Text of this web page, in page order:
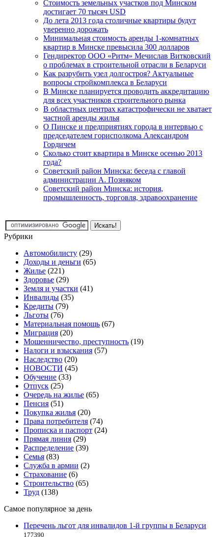
Стоимость земельных участков под Минском
достигает 70 тысяч USD
До лета 2013 года столичные квартиры будут
уверенно дорожать
Минимальная стоимость аренды 1-комнатных
квартир в Минске превысила 300 долларов
Гендиректор ООО «Ритм» Мечислав Витковский
о проблемах в строительной отрасли в Беларуси
Как разрубить узел долгостроя? Актуальные
вопросы стройкомплекса в Беларуси
В Минске планируется проводить аккредитацию
для всех участников строительного рынка
В областных центрах катастрофически не хватает
частной аренды жилья
О Пинске и предприятиях города в интервью с
председателем горисполкома Александром
Гордичем
Сколько стоит квартира в Минске осенью 2013
года?
Советский район Минска: беседа с главой
администрации А. Позняком
Советский район Минска: история,
промышленность, торговля, здравоохранение
Рубрики
Автомобилисту (29)
Доходы и деньги (65)
Жилье (221)
Здоровье (29)
Земля и участки (41)
Инвалиды (35)
Кредиты (79)
Льготы (76)
Материальная помощь (67)
Миграция (20)
Мошенничество, преступность (19)
Налоги и взыскания (57)
Наследство (20)
НОВОСТИ (45)
Обучение (33)
Отпуск (25)
Очередь на жилье (65)
Пенсия (51)
Покупка жилья (20)
Права потребителя (74)
Прописка и паспорт (24)
Прямая линия (29)
Распределение (39)
Семья (83)
Служба в армии (2)
Страхование (6)
Строительство (65)
Труд (138)
Самое популярное за день
Перечень льгот для инвалидов 1-й группы в Беларуси
177390